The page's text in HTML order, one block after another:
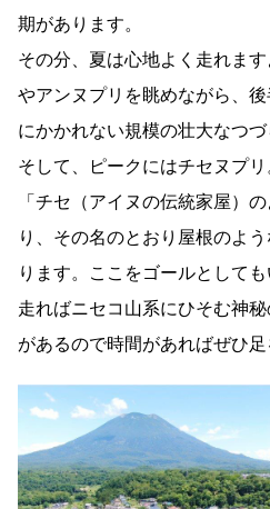
期があります。
その分、夏は心地よく走れま
やアンヌプリを眺めながら、
にかかれない規模の壮大なつづ
そして、ピークにはチセヌプ
「チセ（アイヌの伝統家屋）
り、その名のとおり屋根のよ
ります。ここをゴールとして
走ればニセコ山系にひそむ神
があるので時間があればぜひ足